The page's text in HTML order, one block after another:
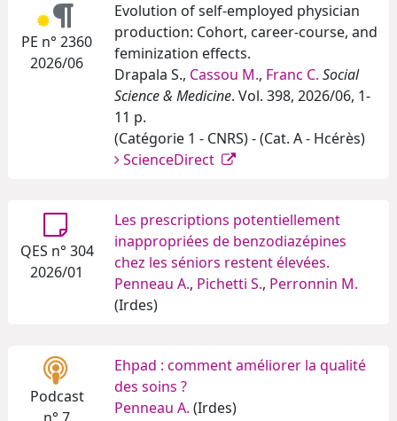
PE n° 2360
2026/06
Evolution of self-employed physician
production: Cohort, career-course, and
feminization effects.
Drapala S., Cassou M., Franc C. Social
Science & Medicine. Vol. 398, 2026/06, 1-
11 p.
(Catégorie 1 - CNRS) - (Cat. A - Hcérès)
ScienceDirect
QES n° 304
2026/01
Les prescriptions potentiellement
inappropriées de benzodiazépines
chez les séniors restent élevées.
Penneau A., Pichetti S., Perronnin M.
(Irdes)
Podcast
Ehpad : comment améliorer la qualité
des soins ?
Penneau A. (Irdes)